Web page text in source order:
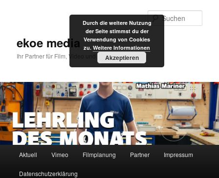
ekoe media
Ihr Partner für Film, Video und Internet
Aktuell Vimeo Filmplanung Partner Impressum
Datenschutzerklärung
Durch die weitere Nutzung
der Seite stimmst du der
Verwendung von Cookies
zu. Weitere Informationen
Akzeptieren